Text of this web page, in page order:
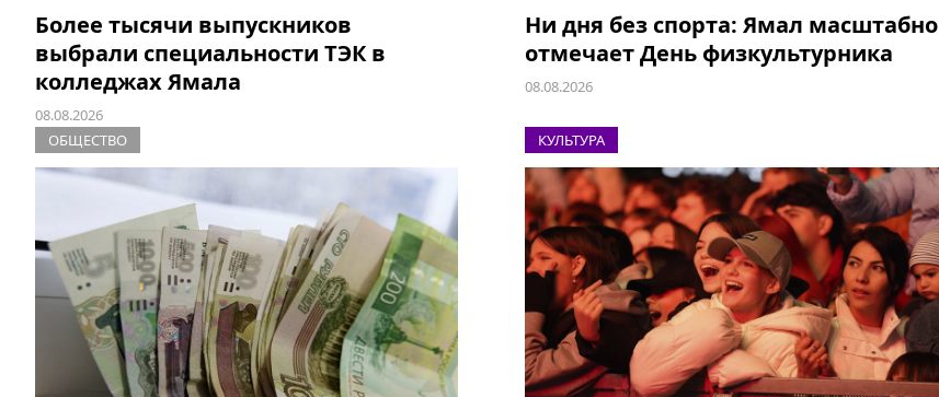
Более тысячи выпускников
выбрали специальности ТЭК в
колледжах Ямала
08.08.2026
Ни дня без спорта: Ямал масштабно
отмечает День физкультурника
08.08.2026
ОБЩЕСТВО
КУЛЬТУРА